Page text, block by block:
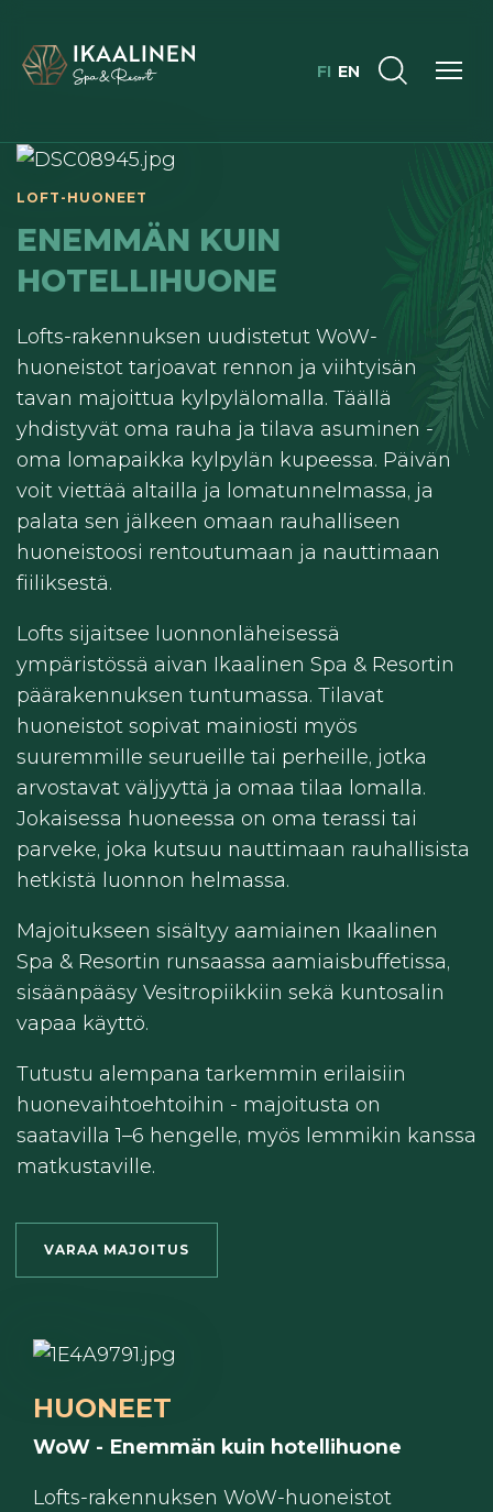
FI EN
LOFT-HUONEET
ENEMMÄN KUIN
HOTELLIHUONE
Lofts-rakennuksen uudistetut WoW-
huoneistot tarjoavat rennon ja viihtyisän
tavan majoittua kylpylälomalla. Täällä
yhdistyvät oma rauha ja tilava asuminen -
oma lomapaikka kylpylän kupeessa. Päivän
voit viettää altailla ja lomatunnelmassa, ja
palata sen jälkeen omaan rauhalliseen
huoneistoosi rentoutumaan ja nauttimaan
fiiliksestä.
Lofts sijaitsee luonnonläheisessä
ympäristössä aivan Ikaalinen Spa & Resortin
päärakennuksen tuntumassa. Tilavat
huoneistot sopivat mainiosti myös
suuremmille seurueille tai perheille, jotka
arvostavat väljyyttä ja omaa tilaa lomalla.
Jokaisessa huoneessa on oma terassi tai
parveke, joka kutsuu nauttimaan rauhallisista
hetkistä luonnon helmassa.
Majoitukseen sisältyy aamiainen Ikaalinen
Spa & Resortin runsaassa aamiaisbuffetissa,
sisäänpääsy Vesitropiikkiin sekä kuntosalin
vapaa käyttö.
Tutustu alempana tarkemmin erilaisiin
huonevaihtoehtoihin - majoitusta on
saatavilla 1–6 hengelle, myös lemmikin kanssa
matkustaville.
VARAA MAJOITUS
HUONEET
WoW - Enemmän kuin hotellihuone
Lofts-rakennuksen WoW-huoneistot